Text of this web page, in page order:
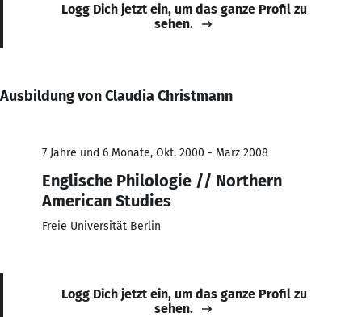
Logg Dich jetzt ein, um das ganze Profil zu
sehen.
Ausbildung von Claudia Christmann
7 Jahre und 6 Monate, Okt. 2000 - März 2008
Englische Philologie // Northern
American Studies
Freie Universität Berlin
Logg Dich jetzt ein, um das ganze Profil zu
sehen.